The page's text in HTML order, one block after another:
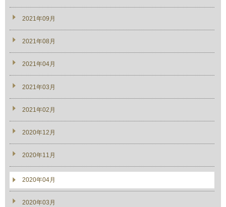
2021年09月
2021年08月
2021年04月
2021年03月
2021年02月
2020年12月
2020年11月
2020年04月
2020年03月